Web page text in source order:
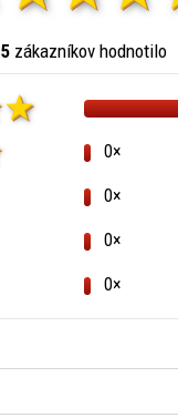
5zákazníkov hodnotilo
0×
0×
0×
0×